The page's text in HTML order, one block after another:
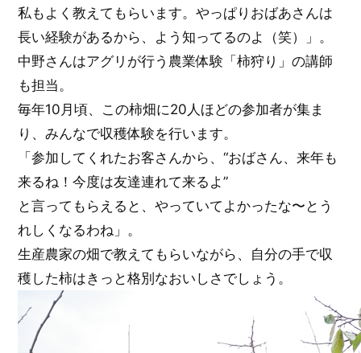
私もよく教えてもらいます。やっぱりおばあさんは
長い経験があるから、よう知ってるのよ（笑）」。
中野さんはアグリが行う農業体験「柿狩り」の講師
も担当。
毎年10月頃、この柿畑に20人ほどの参加者が集ま
り、みんなで収穫体験を行います。
「参加してくれたお客さんから、“おばさん、来年も
来るね！今度は友達連れて来るよ”
と言ってもらえると、やっていてよかったな〜とう
れしくなるわね」。
生産農家の畑で教えてもらいながら、自分の手で収
穫した柿はきっと格別なおいしさでしょう。